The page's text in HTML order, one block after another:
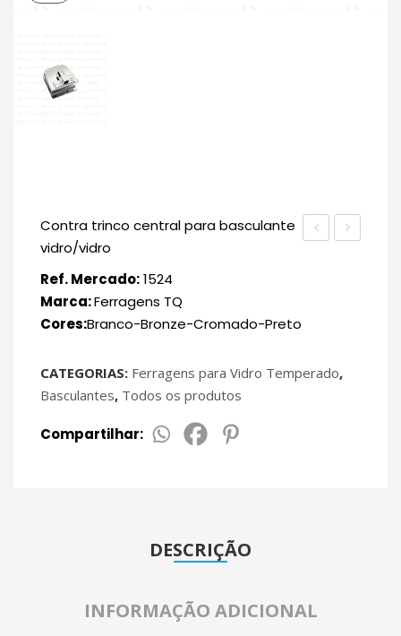
Contra trinco central para basculante
vidro/vidro
Ref. Mercado:1524
Marca:Ferragens TQ
Cores:Branco-Bronze-Cromado-Preto
CATEGORIAS: Ferragens para Vidro Temperado,
Basculantes, Todos os produtos
Compartilhar:
DESCRIÇÃO
INFORMAÇÃO ADICIONAL